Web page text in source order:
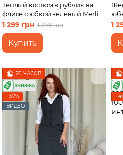
Теплый костюм в рубчик на
флисе с юбкой зеленый Merlini
Арно 100001344 размер S-M
1 299 грн 1 799 грн
Купить
1
20 ЧАСОВ
−57%
ВИДЕО